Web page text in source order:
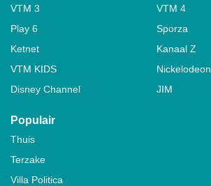
VTM 3
VTM 4
Play 6
Sporza
Ketnet
Kanaal Z
VTM KIDS
Nickelodeon
Disney Channel
JIM
Populair
Thuis
Terzake
Villa Politica